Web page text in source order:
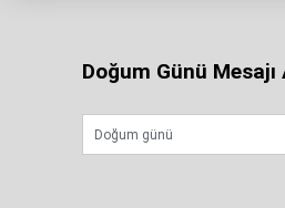
Doğum Günü Mesajı